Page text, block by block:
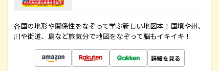
各国の地形や関係性をなぞって学ぶ新しい地図本！国境や州、
川や街道、島など旅気分で地図をなぞって脳もイキイキ！
詳細を見る